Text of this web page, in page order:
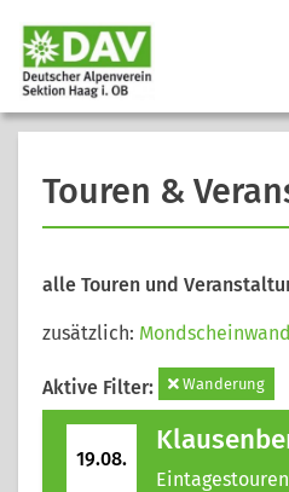
Touren &
alle Touren und
zusätzlich:
Aktive Filter: Wanderung
19.08.